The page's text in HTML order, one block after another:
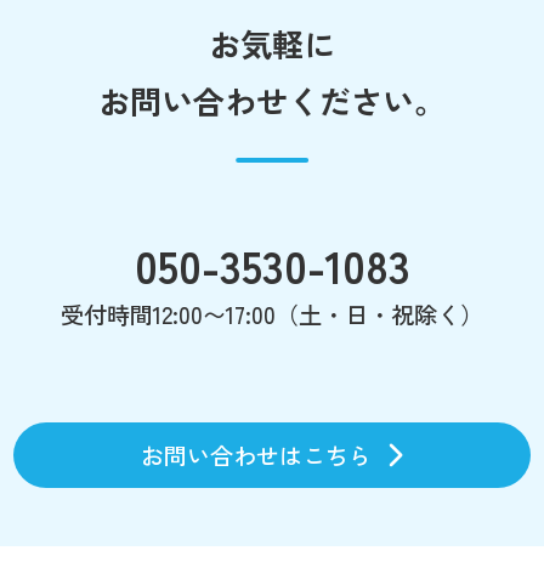
お気軽に
お問い合わせください。
050-3530-1083
受付時間12:00〜17:00（土・日・祝除く）
お問い合わせはこちら